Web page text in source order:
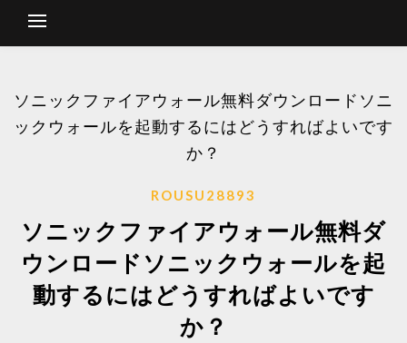
ソニックファイアウォール無料ダウンロードソニ
ックウォールを起動するにはどうすればよいです
か？
ROUSU28893
ソニックファイアウォール無料ダ
ウンロードソニックウォールを起
動するにはどうすればよいです
か？